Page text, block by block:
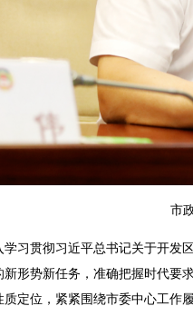
市政
贯彻习近平总书记关于开发
形势新任务，准确把握时代要
质定位，紧紧围绕市委中心工作